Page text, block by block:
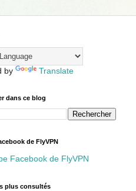
by Translate
dans ce blog
de FlyVPN
Facebook de FlyVPN
plus consultés